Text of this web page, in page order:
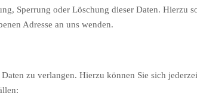
Sperrung oder Löschung dieser Daten. Hierzu
Adresse an uns wenden.
zu verlangen. Hierzu können Sie sich